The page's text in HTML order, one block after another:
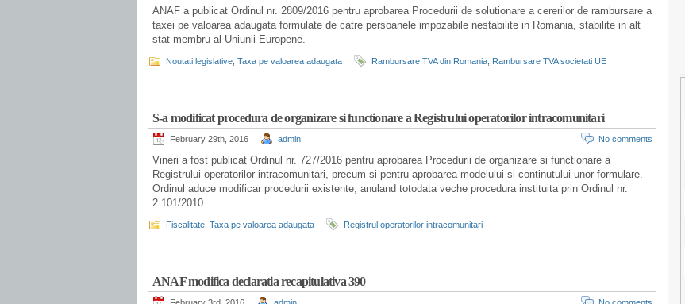
ANAF a publicat Ordinul nr. 2809/2016 pentru aprobarea Procedurii de solutionare a cererilor de rambursare a
taxei pe valoarea adaugata formulate de catre persoanele impozabile nestabilite in Romania, stabilite in alt
stat membru al Uniunii Europene.
Noutati legislative Taxa pe valoarea adaugata Rambursare TVA din Romania Rambursare TVA societati UE
S-a modificat procedura de organizare si functionare a Registrului operatorilor intracomunitari
February 29th, 2016 admin No comments
Vineri a fost publicat Ordinul nr. 727/2016 pentru aprobarea Procedurii de organizare si functionare a
Registrului operatorilor intracomunitari, precum si pentru aprobarea modelului si continutului unor formulare.
Ordinul aduce modificar procedurii existente, anuland totodata veche procedura instituita prin Ordinul nr.
2.101/2010.
Fiscalitate Taxa pe valoarea adaugata Registrul operatorilor intracomunitari
ANAF modifica declaratia recapitulativa 390